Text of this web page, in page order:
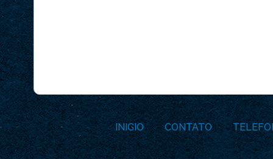
INICIO CONTATO